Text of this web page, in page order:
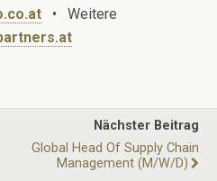
• Weitere
Nächster Beitrag
Global Head Of Supply Chain
Management (m/w/d)